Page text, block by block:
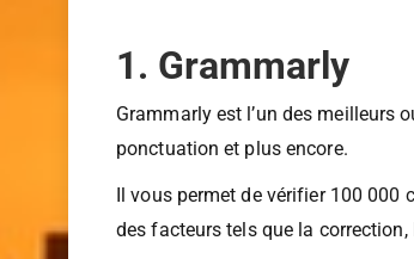
1. Grammarly
Grammarly est l’un des meilleurs
ponctuation et plus encore.
Il vous permet de vérifier 100 000